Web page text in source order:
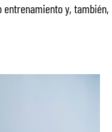
y, también,